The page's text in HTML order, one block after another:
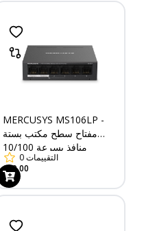
MERCUSYS MS106LP -
مفتاح سطح مكتب بستة
منافذ بسرعة 10/100
ميجابت في الثانية مع 4
منافذ PoE+
0التقييمات
699.00